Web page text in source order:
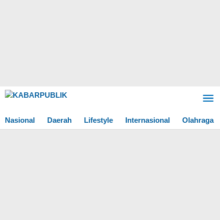
Lewati
Nasional
Daerah Lifestyle Internasional Olahraga